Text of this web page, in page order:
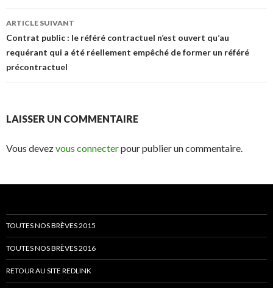
ARTICLE SUIVANT
Contrat public : le référé contractuel n’est ouvert qu’au
requérant qui a été réellement empêché de former un référé
précontractuel
LAISSER UN COMMENTAIRE
Vous devezvous connecterpour publier un commentaire.
TOUTES NOS BRÈVES 2015
TOUTES NOS BRÈVES 2016
RETOUR AU SITE REDLINK